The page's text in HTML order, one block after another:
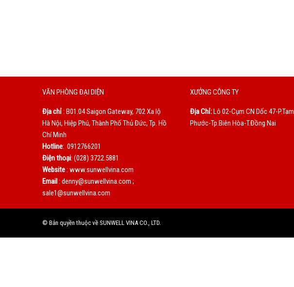
VĂN PHÒNG ĐẠI DIỆN
Địa chỉ: B01.04 Saigon Gateway, 702 Xa lộ
Hà Nội, Hiệp Phú, Thành Phố Thủ Đức, Tp. Hồ
Chí Minh
Hotline: 0912766201
Điện thoại: (028) 3722.5881
Website: www.sunwellvina.com
Email: denny@sunwellvina.com ;
sale1@sunwellvina.com
XƯỞNG CÔNG TY
Địa Chỉ:Lô 02-Cụm CN Dốc 47-P.Tam
Phước-Tp.Biên Hòa-T.Đồng Nai
© Bản quyền thuộc về SUNWELL VINA CO., LTD.